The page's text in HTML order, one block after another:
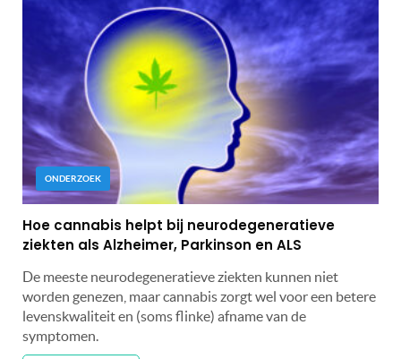
ONDERZOEK
Hoe cannabis helpt bij neurodegeneratieve
ziekten als Alzheimer, Parkinson en ALS
De meeste neurodegeneratieve ziekten kunnen niet
worden genezen, maar cannabis zorgt wel voor een betere
levenskwaliteit en (soms flinke) afname van de
symptomen.